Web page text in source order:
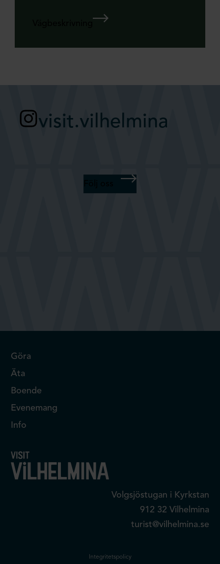
visit.vilhelmina
Göra
Äta
Boende
Evenemang
Info
Volgsjöstugan i Kyrkstan
912 32 Vilhelmina
turist@vilhelmina.se
Integritetspolicy